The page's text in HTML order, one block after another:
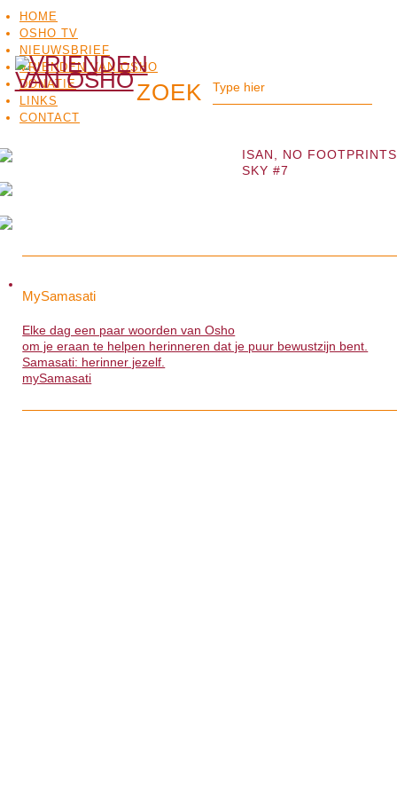
HOME
OSHO TV
NIEUWSBRIEF
VRIENDEN VAN OSHO
DONATIE
LINKS
CONTACT
OSHO
TV
ISAN, NO
SKY #7
MySamasati
Elke dag een paar woorden van Osho
om je eraan te helpen herinneren dat je puur bewustzijn bent.
Samasati: herinner jezelf.
mySamasati
MySamasati
Elke dag een paar woorden van Osho
om je eraan te helpen herinneren dat je puur bewustzijn bent.
Samasati: herinner jezelf.
>>>mySamasati